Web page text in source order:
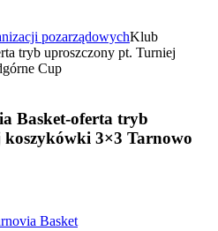
pozarządowychKlub
tryb uproszczony pt. Turniej
Cup
Basket-oferta tryb
3×3 Tarnowo
Basket